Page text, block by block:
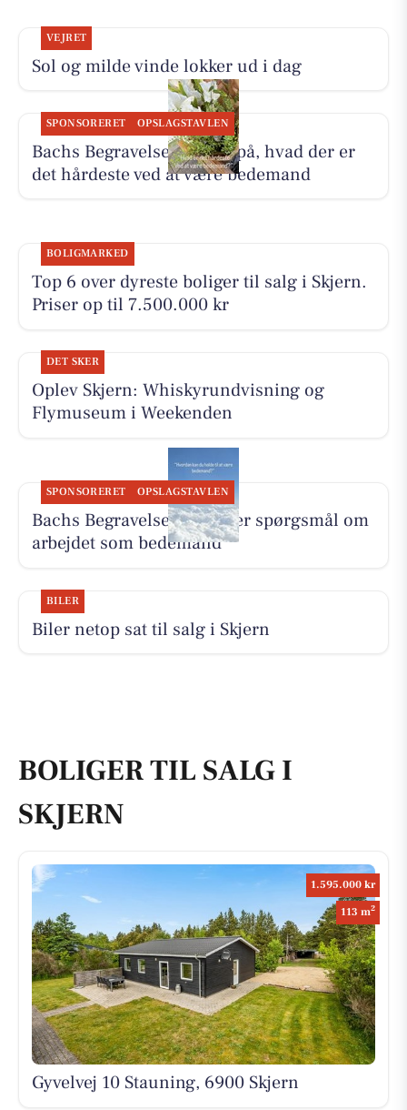
VEJRET
Sol og milde vinde lokker ud i dag
SPONSORERET OPSLAGSTAVLEN
Bachs Begravelser svarer på, hvad der er
det hårdeste ved at være bedemand
BOLIGMARKED
Top 6 over dyreste boliger til salg i Skjern.
Priser op til 7.500.000 kr
DET SKER
Oplev Skjern: Whiskyrundvisning og
Flymuseum i Weekenden
SPONSORERET OPSLAGSTAVLEN
Bachs Begravelser besvarer spørgsmål om
arbejdet som bedemand
BILER
Biler netop sat til salg i Skjern
BOLIGER TIL SALG I
SKJERN
1.595.000 kr
113 m2
Gyvelvej 10 Stauning, 6900 Skjern